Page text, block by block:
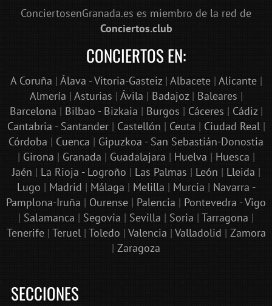
ConciertosenGranada.es es miembro de la red de
Conciertos.club
CONCIERTOS EN:
A Coruña | Álava - Vitoria-Gasteiz| Albacete| Alicante|
Almería | Asturias | Ávila | Badajoz| Baleares |
Barcelona | Bilbao - Bizkaia | Burgos | Cáceres | Cádiz|
Cantabria - Santander| Castellón | Ceuta | Ciudad Real |
Córdoba | Cuenca | Gipuzkoa - San Sebastián-Donostia
| Girona | Granada | Guadalajara | Huelva | Huesca |
Jaén | La Rioja - Logroño | Las Palmas | León | Lleida |
Lugo | Madrid | Málaga | Melilla | Murcia | Navarra -
Pamplona-Iruña | Ourense | Palencia | Pontevedra - Vigo
| Salamanca | Segovia | Sevilla | Soria | Tarragona |
Tenerife| Teruel | Toledo | Valencia | Valladolid | Zamora
| Zaragoza
SECCIONES